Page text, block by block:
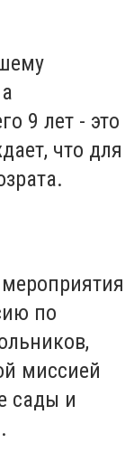
9 лет - это
что для
по
миссией
сады и